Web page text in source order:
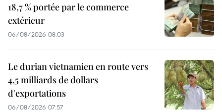
18,7 % portée par le commerce
extérieur
06/08/2026 08:03
Le durian vietnamien en route vers
4,5 milliards de dollars
d'exportations
06/08/2026 07:57